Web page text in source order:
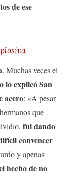
de ese
. Muchas veces el
lo explicó San
acero: «A pesar
que
fui dando
convencer
y apenas
hecho de no